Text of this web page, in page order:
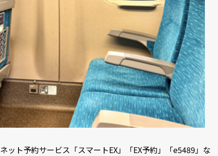
ネット予約サービス「スマートEX」「EX予約」「e5489」な